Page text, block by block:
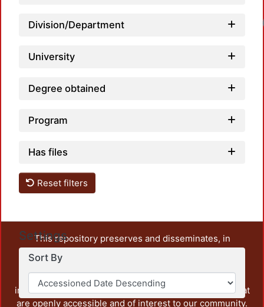
Division/Department
University
Degree obtained
Program
Has files
Reset filters
Settings
Sort By
This repository preserves and disseminates, in
unrestricted open access, the teaching and research
output of UAM Azcapotzalco. It also includes some
administrative and graphic documents from the
institution, as well as content from other institutions that
are openly accessible and of interest to our community.